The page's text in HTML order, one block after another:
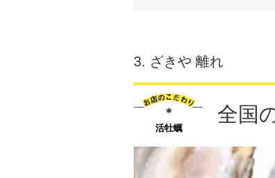
3. ざきや 離れ
活牡蠣
全国